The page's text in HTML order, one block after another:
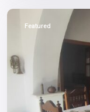
Featured